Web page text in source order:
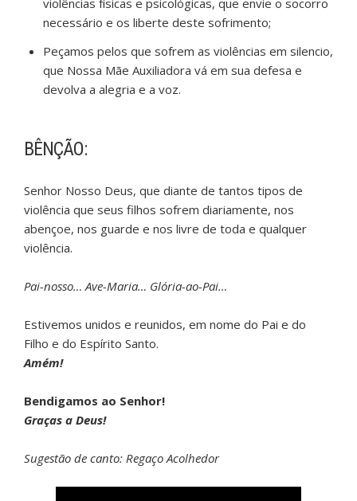
violências físicas e psicológicas, que envie o socorro
necessário e os liberte deste sofrimento;
Peçamos pelos que sofrem as violências em silencio,
que Nossa Mãe Auxiliadora vá em sua defesa e
devolva a alegria e a voz.
BÊNÇÃO:
Senhor Nosso Deus, que diante de tantos tipos de
violência que seus filhos sofrem diariamente, nos
abençoe, nos guarde e nos livre de toda e qualquer
violência.
Pai-nosso… Ave-Maria… Glória-ao-Pai…
Estivemos unidos e reunidos, em nome do Pai e do
Filho e do Espírito Santo.
Amém!
Bendigamos ao Senhor!
Graças a Deus!
Sugestão de canto: Regaço Acolhedor